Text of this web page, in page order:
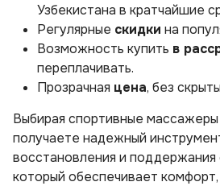
Узбекистана в кратчайшие
Регулярные скидки на
Возможность купить в
переплачивать.
Прозрачная цена, без
Выбирая спортивные
получаете надежный
восстановления и
который обеспечивает